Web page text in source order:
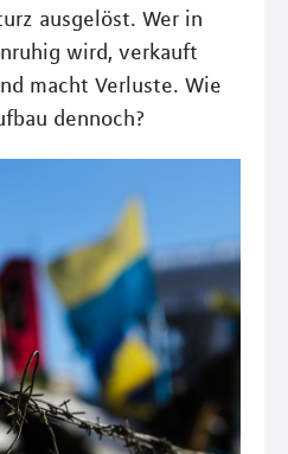
ausgelöst. Wer in
wird, verkauft
macht Verluste. Wie
dennoch?